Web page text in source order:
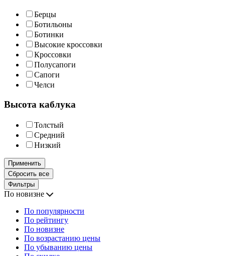
Берцы
Ботильоны
Ботинки
Высокие кроссовки
Кроссовки
Полусапоги
Сапоги
Челси
Высота каблука
Толстый
Средний
Низкий
Применить
Сбросить все
Фильтры
По новизне
По популярности
По рейтингу
По новизне
По возрастанию цены
По убыванию цены